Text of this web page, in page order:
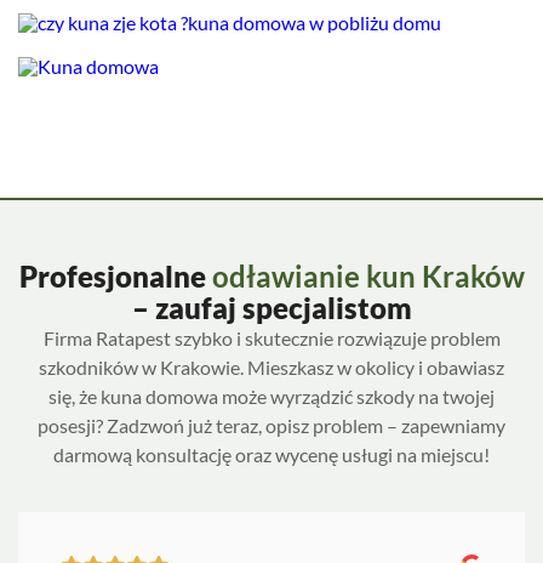
Profesjonalneodławianie kun Kraków
– zaufaj specjalistom
Firma Ratapest szybko i skutecznie rozwiązuje problem
szkodników w Krakowie. Mieszkasz w okolicy i obawiasz
się, że kuna domowa może wyrządzić szkody na twojej
posesji? Zadzwoń już teraz, opisz problem – zapewniamy
darmową konsultację oraz wycenę usługi na miejscu!